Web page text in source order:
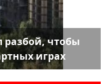
чтобы
играх